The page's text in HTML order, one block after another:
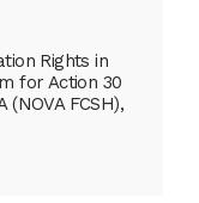
Rights in
for Action 30
(NOVA FCSH),